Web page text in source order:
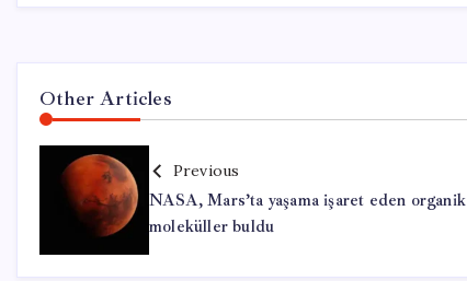
Other Articles
Previous
NASA, Mars’ta yaşama işaret eden organik
moleküller buldu